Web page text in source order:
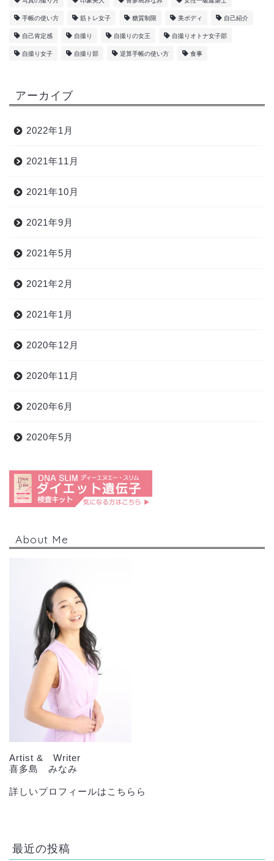
手帳の使い方 筋トレ女子 糖質制限 美ボディ 自己紹介
自己肯定感 自撮り 自撮りの女王 自撮りオトナ女子部
自撮り女子 自撮り部 逆算手帳の使い方 食事
アーカイブ
2022年1月
2021年11月
2021年10月
2021年9月
2021年5月
2021年2月
2021年1月
2020年12月
2020年11月
2020年6月
2020年5月
About Me
Artist & Writer
喜多島 みなみ
詳しいプロフィールはこちらら
最近の投稿